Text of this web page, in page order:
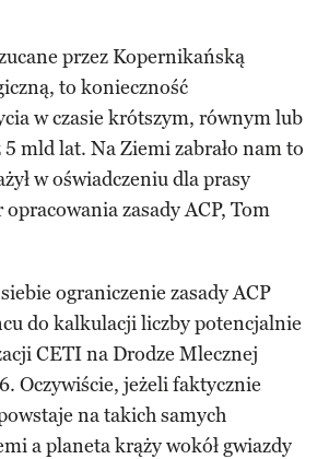
przez Kopernikańską
to konieczność
w czasie krótszym, równym lub
5 mld lat. Na Ziemi zabrało nam to
w oświadczeniu dla prasy
zasady ACP, Tom
ograniczenie zasady ACP
do kalkulacji liczby potencjalnie
CETI na Drodze Mlecznej
Oczywiście, jeżeli faktycznie
na takich samych
a planeta krąży wokół gwiazdy